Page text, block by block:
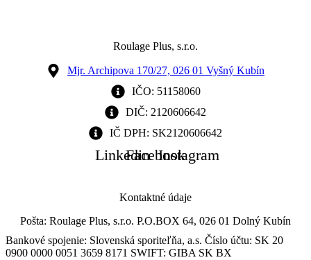
Roulage Plus, s.r.o.
Mjr. Archipova 170/27, 026 01 Vyšný Kubín
IČO: 51158060
DIČ: 2120606642
IČ DPH: SK2120606642
LinkedinFacebookInstagram
Kontaktné údaje
Pošta: Roulage Plus, s.r.o. P.O.BOX 64, 026 01 Dolný Kubín
Bankové spojenie: Slovenská sporiteľňa, a.s. Číslo účtu: SK 20
0900 0000 0051 3659 8171 SWIFT: GIBA SK BX